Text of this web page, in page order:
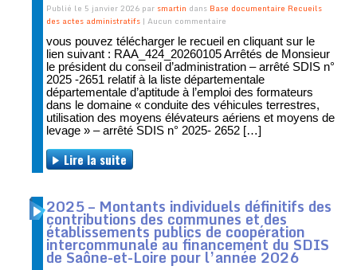
Publié le 5 janvier 2026 par smartin dans Base documentaire Recueils
des actes administratifs | Aucun commentaire
vous pouvez télécharger le recueil en cliquant sur le
lien suivant : RAA_424_20260105 Arrêtés de Monsieur
le président du conseil d’administration – arrêté SDIS n°
2025 -2651 relatif à la liste départementale
départementale d’aptitude à l’emploi des formateurs
dans le domaine « conduite des véhicules terrestres,
utilisation des moyens élévateurs aériens et moyens de
levage » – arrêté SDIS n° 2025- 2652 […]
Lire la suite
2025 – Montants individuels définitifs des
contributions des communes et des
établissements publics de coopération
intercommunale au financement du SDIS
de Saône-et-Loire pour l’année 2026